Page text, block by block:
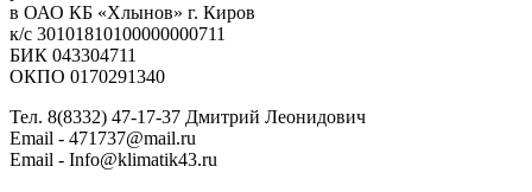
в ОАО КБ «Хлынов» г. Киров
к/с 30101810100000000711
БИК 043304711
ОКПО 0170291340
Тел. 8(8332) 47-17-37 Дмитрий Леонидович
Email - 471737@mail.ru
Email - Info@klimatik43.ru